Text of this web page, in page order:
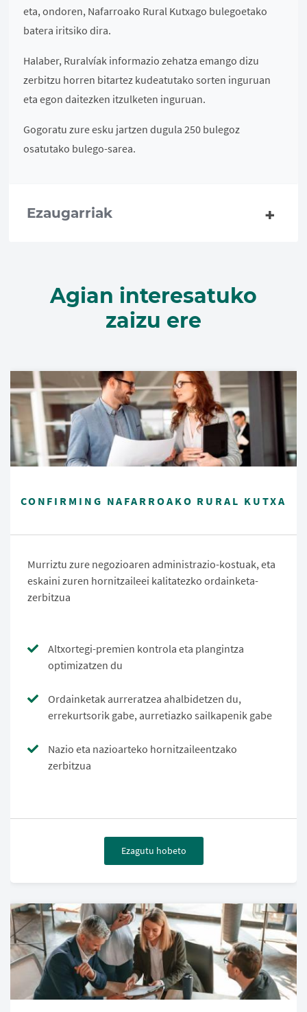
eta, ondoren, Nafarroako Rural Kutxago bulegoetako
batera iritsiko dira.
Halaber, Ruralvíak informazio zehatza emango dizu
zerbitzu horren bitartez kudeatutako sorten inguruan
eta egon daitezken itzulketen inguruan.
Gogoratu zure esku jartzen dugula 250 bulegoz
osatutako bulego-sarea.
Ezaugarriak
Agian interesatuko
zaizu ere
CONFIRMING NAFARROAKO RURAL KUTXA
Murriztu zure negozioaren administrazio-kostuak, eta
eskaini zuren hornitzaileei kalitatezko ordainketa-
zerbitzua
Altxortegi-premien kontrola eta plangintza
optimizatzen du
Ordainketak aurreratzea ahalbidetzen du,
errekurtsorik gabe, aurretiazko sailkapenik gabe
Nazio eta nazioarteko hornitzaileentzako
zerbitzua
Ezagutu hobeto